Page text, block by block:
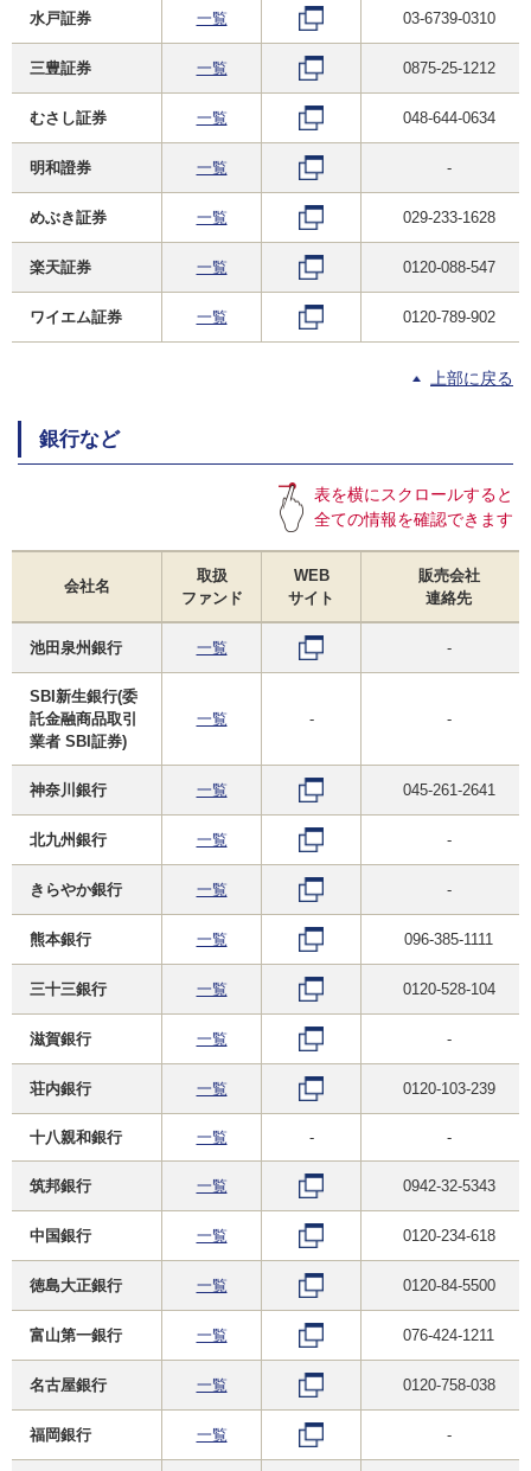
水戸証券 一覧 03-6739-0310
三豊証券 一覧 0875-25-1212
むさし証券 一覧 048-644-0634
明和證券 一覧 -
めぶき証券 一覧 029-233-1628
楽天証券 一覧 0120-088-547
ワイエム証券 一覧 0120-789-902
上部に戻る
銀行など
表を横にスクロールすると
全ての情報を確認できます
会社名
取扱
ファンド
WEB
サイト
販売会社
連絡先
池田泉州銀行 一覧 -
SBI新生銀行(委
託金融商品取引
業者 SBI証券)
一覧 - -
神奈川銀行 一覧 045-261-2641
北九州銀行 一覧 -
きらやか銀行 一覧 -
熊本銀行 一覧 096-385-1111
三十三銀行 一覧 0120-528-104
滋賀銀行 一覧 -
荘内銀行 一覧 0120-103-239
十八親和銀行 一覧 - -
筑邦銀行 一覧 0942-32-5343
中国銀行 一覧 0120-234-618
徳島大正銀行 一覧 0120-84-5500
富山第一銀行 一覧 076-424-1211
名古屋銀行 一覧 0120-758-038
福岡銀行 一覧 -